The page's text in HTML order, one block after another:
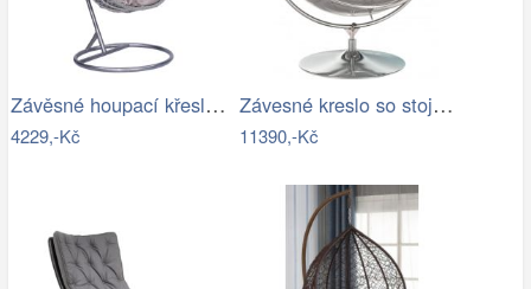
Závěsné houpací křeslo Houseland Imogen…
4229,-Kč
Závesné kreslo so stojanom,…
11390,-Kč